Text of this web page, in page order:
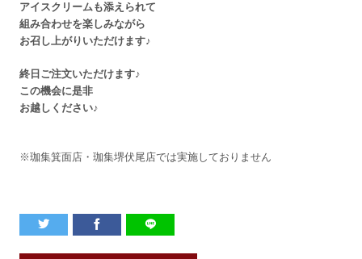
アイスクリームも添えられて
組み合わせを楽しみながら
お召し上がりいただけます♪
終日ご注文いただけます♪
この機会に是非
お越しください♪
※珈集箕面店・珈集堺伏尾店では実施しておりません